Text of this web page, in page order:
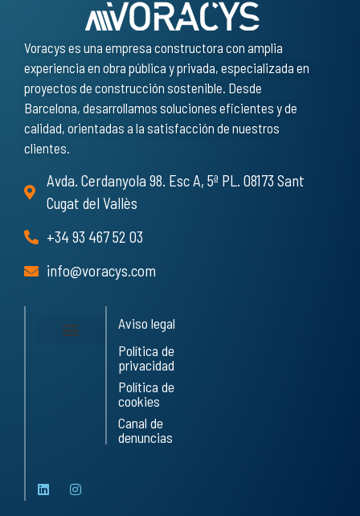
Voracys es una empresa constructora con amplia
experiencia en obra pública y privada, especializada en
proyectos de construcción sostenible. Desde
Barcelona, desarrollamos soluciones eficientes y de
calidad, orientadas a la satisfacción de nuestros
clientes.
Avda. Cerdanyola 98. Esc A, 5ª PL. 08173 Sant
Cugat del Vallès
+34 93 467 52 03
info@voracys.com
Aviso legal
Política de
privacidad
Política de
cookies
Canal de
denuncias